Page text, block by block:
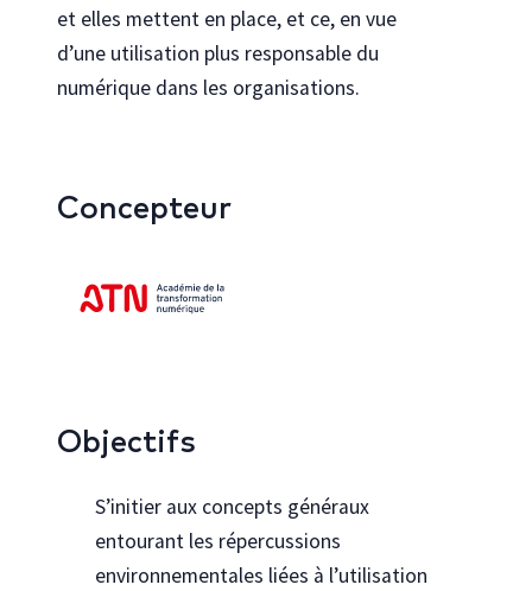
et elles mettent en place, et ce, en vue
d’une utilisation plus responsable du
numérique dans les organisations.
Concepteur
Objectifs
S’initier aux concepts généraux
entourant les répercussions
environnementales liées à l’utilisation
catalogue de formation dédié